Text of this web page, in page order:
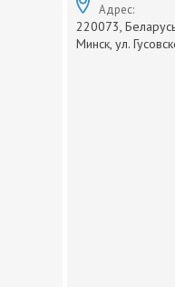
Адрес:
220073,
Минск, ул.